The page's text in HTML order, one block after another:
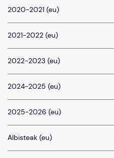
2020-2021 (eu)
2021-2022 (eu)
2022-2023 (eu)
2024-2025 (eu)
2025-2026 (eu)
Albisteak (eu)